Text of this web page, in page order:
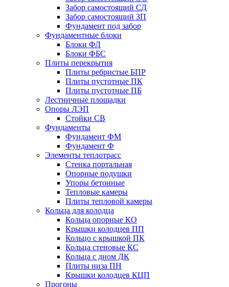
Забор самостоящий СД
Забор самостоящий ЗП
Фyндамент под забор
Фундаментные блоки
Блоки ФЛ
Блоки ФБС
Плиты перекрытия
Плиты ребристые БПР
Плиты пустотные ПК
Плиты пустотные ПБ
Лестничные площадки
Опоры ЛЭП
Стойки СВ
Фундаменты
Фyндамент ФМ
Фyндамент Ф
Элементы теплотрасс
Стенка портальная
Опорные подушки
Упоры бетонные
Тепловые камеры
Плиты тепловой камеры
Кольца для колодца
Кольца опорные КО
Крышки колодцев ПП
Кольцо с крышкой ПК
Кольца стеновые КС
Кольца с дном ДК
Плиты низа ПН
Крышки колодцев КЦП
Прогоны